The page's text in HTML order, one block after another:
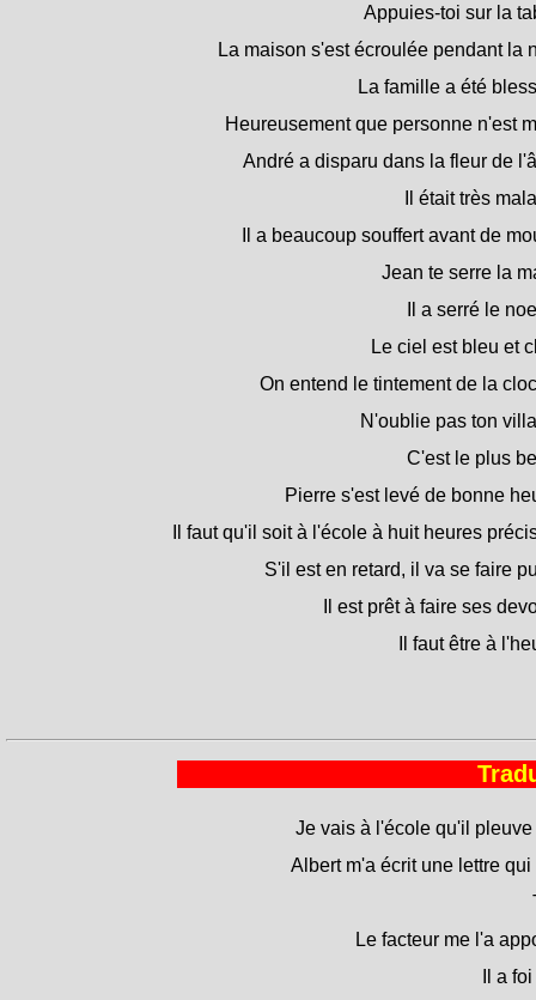
Appuies-toi sur la
La maison s'est écroulée pendant la
La famille a été
Heureusement que personne n'est
André a disparu dans la fleur de
Il était très
Il a beaucoup souffert avant de
Jean te serre la
Il a serré le
Le ciel est bleu et
On entend le tintement de la
N'oublie pas ton
C'est le plus
Pierre s'est levé de bonne
Il faut qu'il soit à l'école à huit heures
S'il est en retard, il va se faire
Il est prêt à faire ses
Il faut être à
Je vais à l'école qu'il
Albert m'a écrit une lettre
Le facteur me l'a
Il a